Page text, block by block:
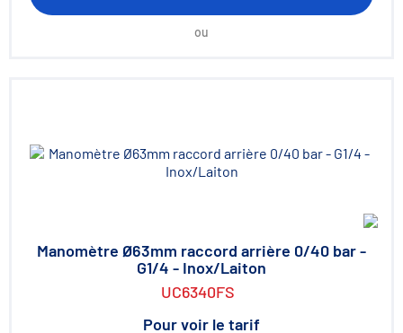
ou
Manomètre Ø63mm raccord arrière 0/40 bar -
G1/4 - Inox/Laiton
UC6340FS
Pour voir le tarif